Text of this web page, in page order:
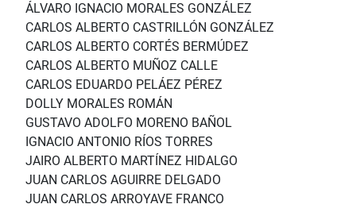
ÁLVARO IGNACIO MORALES GONZÁLEZ
CARLOS ALBERTO CASTRILLÓN GONZÁLEZ
CARLOS ALBERTO CORTÉS BERMÚDEZ
CARLOS ALBERTO MUÑOZ CALLE
CARLOS EDUARDO PELÁEZ PÉREZ
DOLLY MORALES ROMÁN
GUSTAVO ADOLFO MORENO BAÑOL
IGNACIO ANTONIO RÍOS TORRES
JAIRO ALBERTO MARTÍNEZ HIDALGO
JUAN CARLOS AGUIRRE DELGADO
JUAN CARLOS ARROYAVE FRANCO